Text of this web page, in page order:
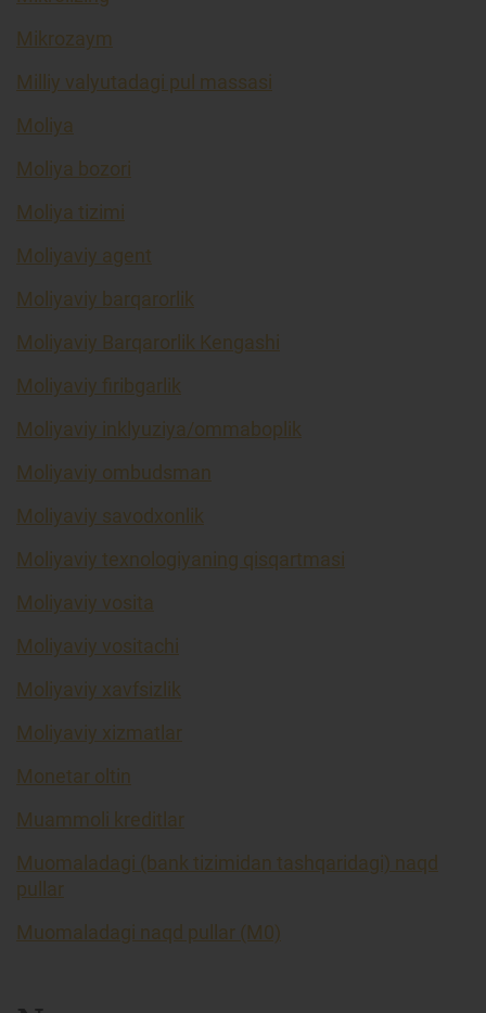
Mikrozaym
Milliy valyutadagi pul massasi
Moliya
Moliya bozori
Moliya tizimi
Moliyaviy agent
Moliyaviy barqarorlik
Moliyaviy Barqarorlik Kengashi
Moliyaviy firibgarlik
Moliyaviy inklyuziya/ommaboplik
Moliyaviy ombudsman
Moliyaviy savodxonlik
Moliyaviy texnologiyaning qisqartmasi
Moliyaviy vosita
Moliyaviy vositachi
Moliyaviy xavfsizlik
Moliyaviy xizmatlar
Monetar oltin
Muammoli kreditlar
Muomaladagi (bank tizimidan tashqaridagi) naqd
pullar
Muomaladagi naqd pullar (M0)